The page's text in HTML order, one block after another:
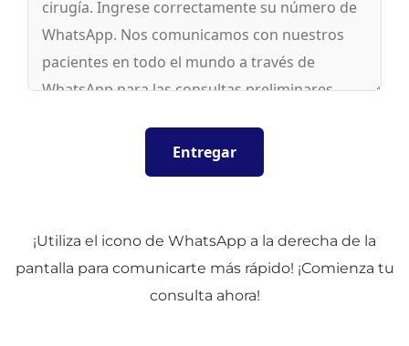
¡Utiliza el icono de WhatsApp a la derecha de la
pantalla para comunicarte más rápido! ¡Comienza tu
consulta ahora!